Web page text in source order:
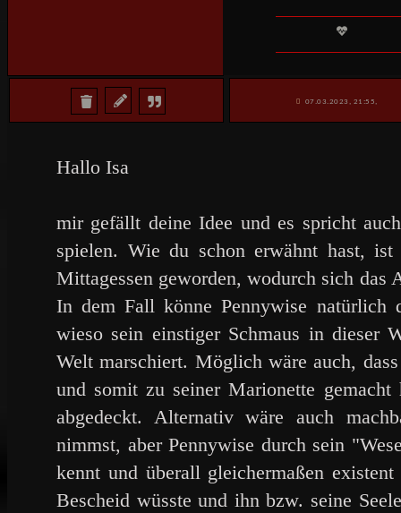
07.03.2023, 21:55,
Hallo Isa
mir gefällt deine Idee und es spricht
spielen. Wie du schon erwähnt hast,
Mittagessen geworden, wodurch sich das
In dem Fall könne Pennywise natürlich
wieso sein einstiger Schmaus in dieser
Welt marschiert. Möglich wäre auch,
und somit zu seiner Marionette
abgedeckt. Alternativ wäre auch
nimmst, aber Pennywise durch sein
kennt und überall gleichermaßen
Bescheid wüsste und ihn bzw. seine